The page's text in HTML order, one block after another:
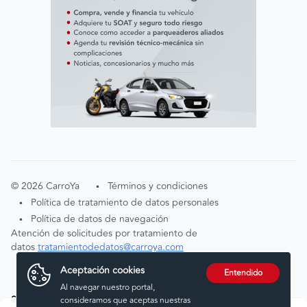
©2026 CarroYa • Términos y condiciones
• Política de tratamiento de datos personales
•
Política de datos de navegación
Atención de solicitudes por tratamiento de
datostratamientodedatos@carroya.com
Síguenos en:
Aceptación cookies
Al navegar nuestro portal,
consideramos que aceptas nuestras
Entendido